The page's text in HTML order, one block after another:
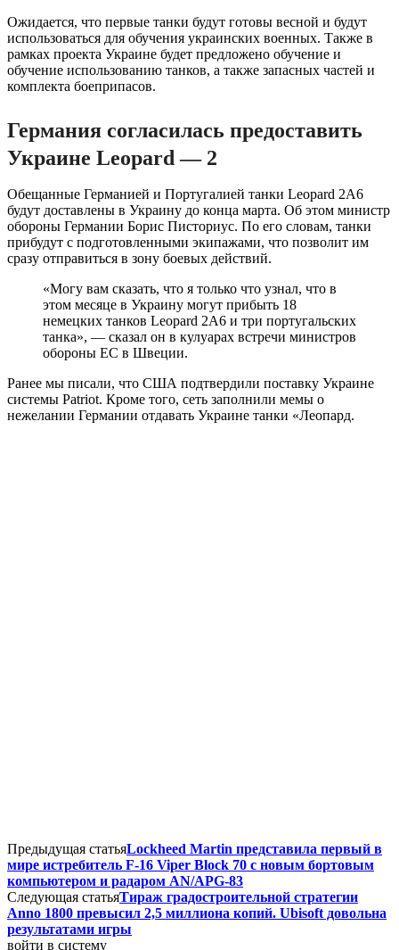
Ожидается, что первые танки будут готовы весной и будут
использоваться для обучения украинских военных. Также в
рамках проекта Украине будет предложено обучение и
обучение использованию танков, а также запасных частей и
комплекта боеприпасов.
Германия согласилась предоставить
Украине Leopard — 2
Обещанные Германией и Португалией танки Leopard 2A6
будут доставлены в Украину до конца марта. Об этом министр
обороны Германии Борис Писториус. По его словам, танки
прибудут с подготовленными экипажами, что позволит им
сразу отправиться в зону боевых действий.
«Могу вам сказать, что я только что узнал, что в
этом месяце в Украину могут прибыть 18
немецких танков Leopard 2A6 и три португальских
танка», — сказал он в кулуарах встречи министров
обороны ЕС в Швеции.
Ранее мы писали, что США подтвердили поставку Украине
системы Patriot. Кроме того, сеть заполнили мемы о
нежелании Германии отдавать Украине танки «Леопард.
Предыдущая статьяLockheed Martin представила первый в
мире истребитель F-16 Viper Block 70 с новым бортовым
компьютером и радаром AN/APG-83
Следующая статьяТираж градостроительной стратегии
Anno 1800 превысил 2,5 миллиона копий. Ubisoft довольна
результатами игры
войти в систему